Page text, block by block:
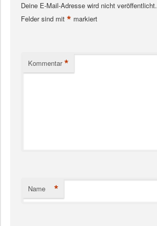
Deine E-Mail-Adresse wird nicht veröffentlicht.
Felder sind mit * markiert
Kommentar *
Name *